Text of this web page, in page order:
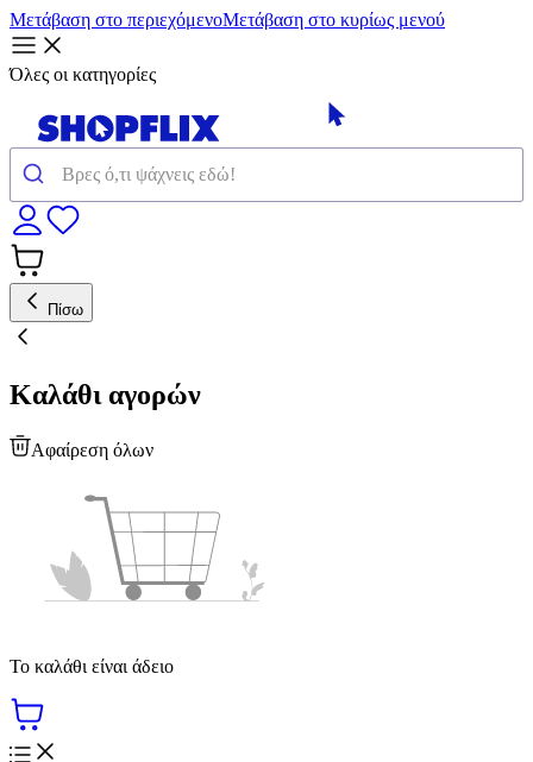
Μετάβαση στο περιεχόμενοΜετάβαση στο κυρίως μενού
Όλες οι κατηγορίες
Πίσω
Καλάθι αγορών
Αφαίρεση όλων
Το καλάθι είναι άδειο